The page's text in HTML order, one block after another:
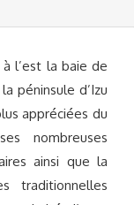
l’est la baie de
péninsule d’Izu
appréciées du
nombreuses
ainsi que la
traditionnelles